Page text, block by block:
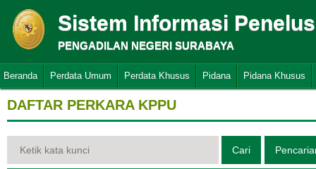
Sistem Informasi
PENGADILAN NEGERI SURABAYA
Beranda Perdata Umum Perdata Khusus Pidana Pidana Khusus
DAFTAR PERKARA KPPU